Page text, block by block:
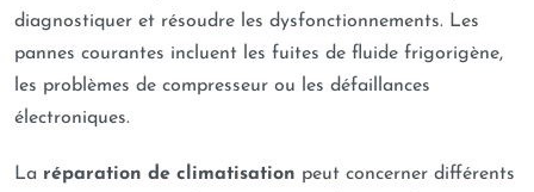
diagnostiquer et résoudre les dysfonctionnements. Les
pannes courantes incluent les fuites de fluide frigorigène,
les problèmes de compresseur ou les défaillances
électroniques.
La réparation de climatisation peut concerner différents